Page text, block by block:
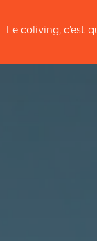
Le coliving, c’est